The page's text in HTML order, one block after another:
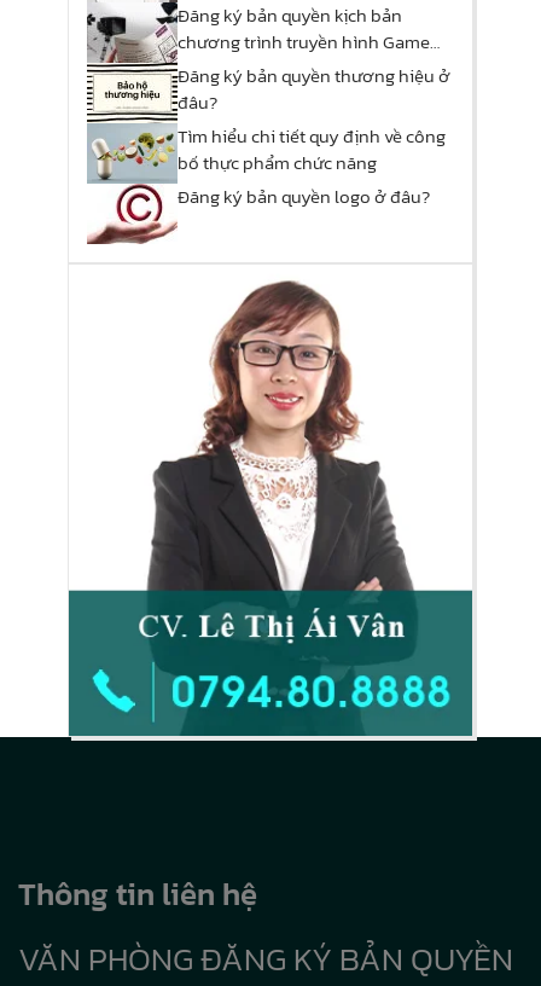
Đăng ký bản quyền kịch bản
chương trình truyền hình Game
show
Đăng ký bản quyền thương hiệu ở
đâu?
Tìm hiểu chi tiết quy định về công
bố thực phẩm chức năng
Đăng ký bản quyền logo ở đâu?
Thông tin liên hệ
VĂN PHÒNG ĐĂNG KÝ BẢN QUYỀN